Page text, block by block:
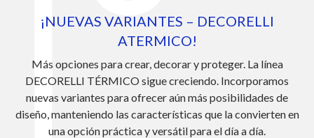
TUNDRA es un
mobiliario de
confort. Su
opción para
manteniendo su
VARIANTES – DECORELLI
para crear, decorar y proteger. La línea
sigue creciendo. Incorporamos
para ofrecer aún más posibilidades de
las características que la convierten en
práctica y versátil para el día a día.